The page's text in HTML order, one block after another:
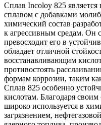
Сплав Incoloy 825
сплавом с добавками
химический состав
к агрессивным средам. Он
превосходит его в
обладает отличной
восстанавливающим
противостоять
формам коррозии, таким
Сплав 825 особенно
кислотам. Благодаря
широко используется в
загрязнением,